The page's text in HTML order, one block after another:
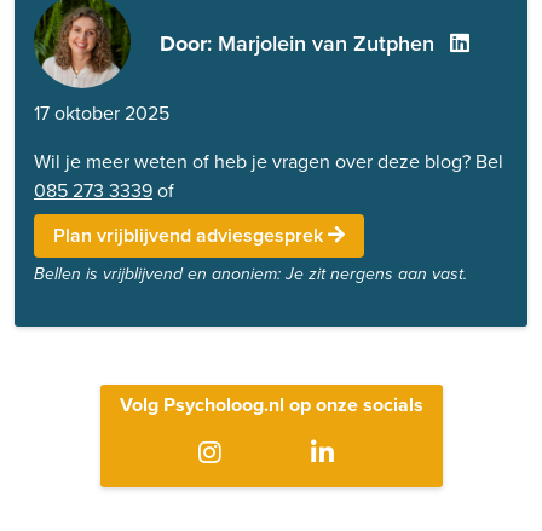
Door: Marjolein van Zutphen
17 oktober 2025
Wil je meer weten of heb je vragen over deze blog? Bel
085 273 3339of
Plan vrijblijvend adviesgesprek
Bellen is vrijblijvend en anoniem: Je zit nergens aan vast.
Volg Psycholoog.nl op onze socials